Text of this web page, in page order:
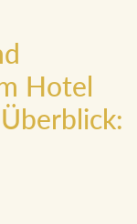
Hotel